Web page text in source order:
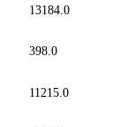
13184.0
398.0
11215.0